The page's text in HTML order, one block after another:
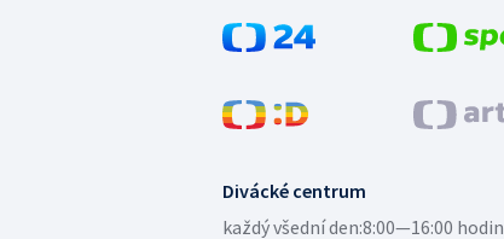
Divácké centrum
každý všední den:8:00—16:00 hodin